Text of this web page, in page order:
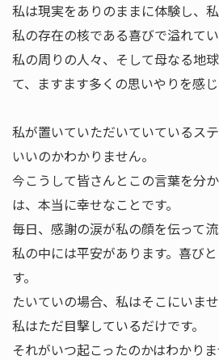
私は現実をありのままに体験し、
私の存在の核である喜びで溢れてい
私の周りの人々、そして母なる地
て、ますます多くの思いやりを感じ
私が置いていただいていているス
いいのかわかりません。
今こうして皆さんとこの言葉を分
は、本当に幸せなことです。
毎日、感謝の涙が私の顔を伝って流
私の中には平安があります。喜び
す。
たいていの場合、私はそこにいませ
私はただ目撃しているだけです。
それがいつ起こったのかはわかり